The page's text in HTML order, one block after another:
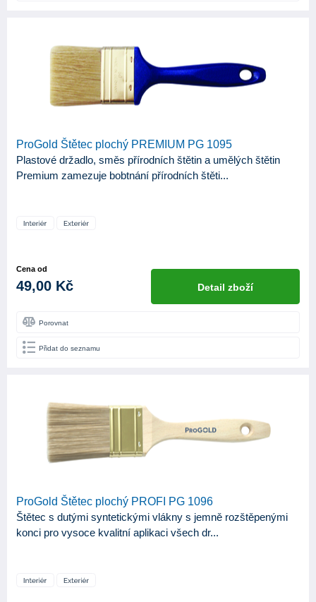
ProGold Štětec plochý PREMIUM PG 1095
Plastové držadlo, směs přírodních štětin a umělých štětin
Premium zamezuje bobtnání přírodních štěti...
Cena od
49,00 Kč Detail zboží
Porovnat
Přidat do seznamu
ProGold Štětec plochý PROFI PG 1096
Štětec s dutými syntetickými vlákny s jemně rozštěpenými
konci pro vysoce kvalitní aplikaci všech dr...